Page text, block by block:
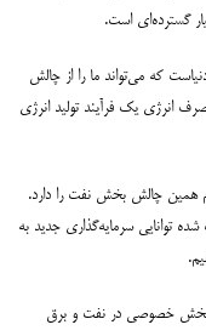
که می‌تواند ما را از چالش
انرژی یک فرآیند تولید انرژی
چالش بخش نفت را دارد.
توانایی سرمایه‌گذاری جدید به
بخش خصوصی در نفت و برق